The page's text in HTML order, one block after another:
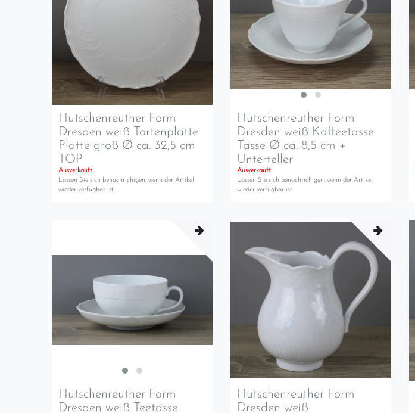
Hutschenreuther Form
Dresden weiß Tortenplatte
Platte groß Ø ca. 32,5 cm
TOP
Ausverkauft
Lassen Sie sich benachrichigen, wenn der Artikel
wieder verfügbar ist.
Hutschenreuther Form
Dresden weiß Kaffeetasse
Tasse Ø ca. 8,5 cm +
Unterteller
Ausverkauft
Lassen Sie sich benachrichigen, wenn der Artikel
wieder verfügbar ist.
Hutschenreuther Form
Dresden weiß Teetasse
Hutschenreuther Form
Dresden weiß